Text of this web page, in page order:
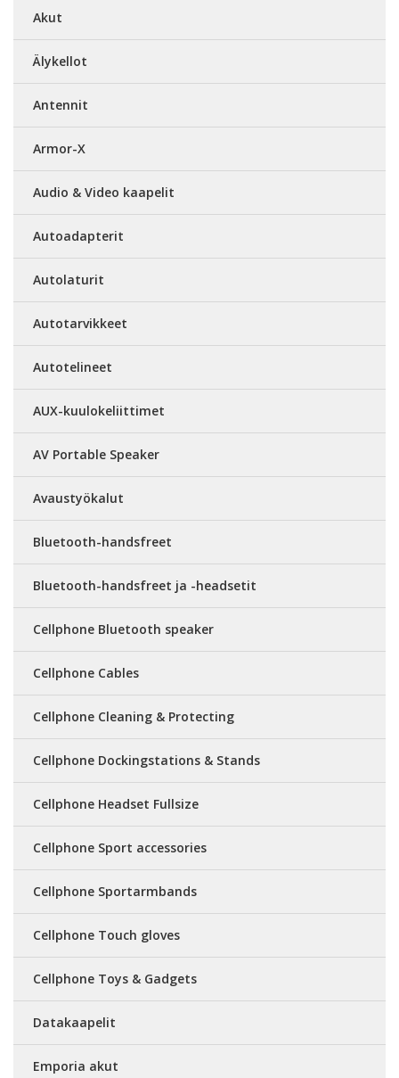
Akut
Älykellot
Antennit
Armor-X
Audio & Video kaapelit
Autoadapterit
Autolaturit
Autotarvikkeet
Autotelineet
AUX-kuulokeliittimet
AV Portable Speaker
Avaustyökalut
Bluetooth-handsfreet
Bluetooth-handsfreet ja -headsetit
Cellphone Bluetooth speaker
Cellphone Cables
Cellphone Cleaning & Protecting
Cellphone Dockingstations & Stands
Cellphone Headset Fullsize
Cellphone Sport accessories
Cellphone Sportarmbands
Cellphone Touch gloves
Cellphone Toys & Gadgets
Datakaapelit
Emporia akut